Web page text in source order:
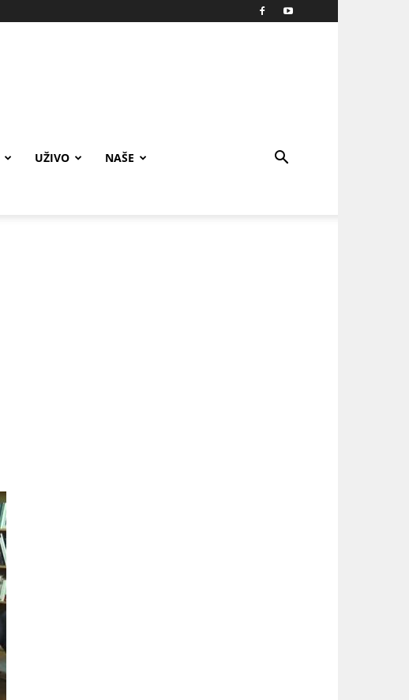
UŽIVO NAŠE